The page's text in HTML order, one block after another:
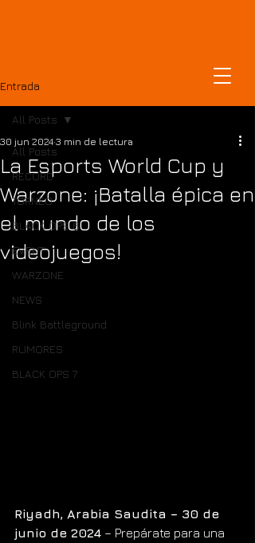
Entrada
All Posts
RECORD
TORNEO
BLACK OPS 6
EVENT
WARZONE
NEWS
Blink Battleground
RUMORES
BLACK OPS 7
All Posts
La Esports World Cup y
Warzone: ¡Batalla épica en
el mundo de los
videojuegos!
30 jun 2024 3 min de lectura
Riyadh, Arabia Saudita – 30 de
junio de 2024 – Prepárate para una